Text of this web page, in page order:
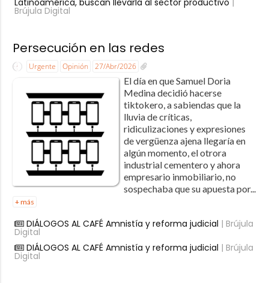
Latinoamérica, buscan llevarla al sector productivo
Brújula Digital
Persecución en las redes
Urgente Opinión 27/Abr/2026
El día en que Samuel Doria
Medina decidió hacerse
tiktokero, a sabiendas que la
lluvia de críticas,
ridiculizaciones y expresiones
de vergüenza ajena llegaría en
algún momento, el otrora
industrial cementero y ahora
empresario inmobiliario, no
sospechaba que su apuesta por...
+ más
DIÁLOGOS AL CAFÉ Amnistía y reforma judicial | Brújula
Digital
DIÁLOGOS AL CAFÉ Amnistía y reforma judicial | Brújula
Digital